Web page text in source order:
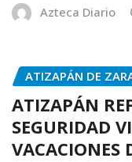
Azteca Diario
ATIZAPÁN DE
ATIZAPÁN
SEGURIDAD
VACACIONES